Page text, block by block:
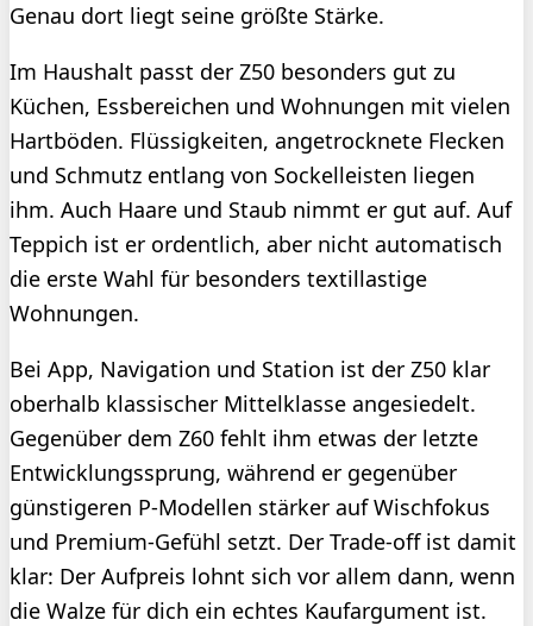
Genau dort liegt seine größte Stärke.
Im Haushalt passt der Z50 besonders gut zu
Küchen, Essbereichen und Wohnungen mit vielen
Hartböden. Flüssigkeiten, angetrocknete Flecken
und Schmutz entlang von Sockelleisten liegen
ihm. Auch Haare und Staub nimmt er gut auf. Auf
Teppich ist er ordentlich, aber nicht automatisch
die erste Wahl für besonders textillastige
Wohnungen.
Bei App, Navigation und Station ist der Z50 klar
oberhalb klassischer Mittelklasse angesiedelt.
Gegenüber dem Z60 fehlt ihm etwas der letzte
Entwicklungssprung, während er gegenüber
günstigeren P-Modellen stärker auf Wischfokus
und Premium-Gefühl setzt. Der Trade-off ist damit
klar: Der Aufpreis lohnt sich vor allem dann, wenn
die Walze für dich ein echtes Kaufargument ist.